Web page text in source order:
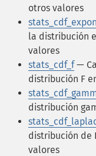
otros valores
la distribución
valores
stats_cdf_f—
distribución F
distribución
distribución de
valores